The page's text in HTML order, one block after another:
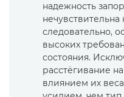
надежность
следовательно,
высоких
состояния.
расстёгивание
влиянием их